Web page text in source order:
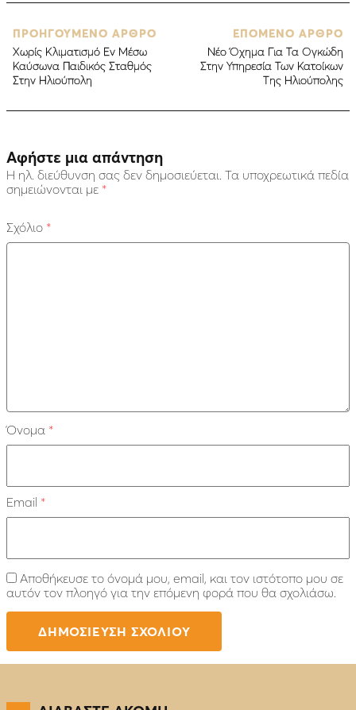
ΠΡΟΗΓΟΥΜΕΝΟ ΑΡΘΡΟ
Χωρίς Κλιματισμό Εν Μέσω
Καύσωνα Παιδικός Σταθμός
Στην Ηλιούπολη
ΕΠΟΜΕΝΟ ΑΡΘΡΟ
Νέο Όχημα Για Τα Ογκώδη
Στην Υπηρεσία Των Κατοίκων
Της Ηλιούπολης
Αφήστε μια απάντηση
Η ηλ. διεύθυνση σας δεν δημοσιεύεται. Τα υποχρεωτικά πεδία
σημειώνονται με *
Σχόλιο *
Όνομα *
Email *
Αποθήκευσε το όνομά μου, email, και τον ιστότοπο μου σε
αυτόν τον πλοηγό για την επόμενη φορά που θα σχολιάσω.